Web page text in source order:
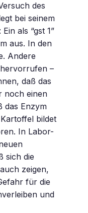
des
bei seinem
als “gst 1”
aus. In den
Andere
–
daß das
noch einen
das Enzym
bildet
In Labor-
sich die
zeigen,
für die
und